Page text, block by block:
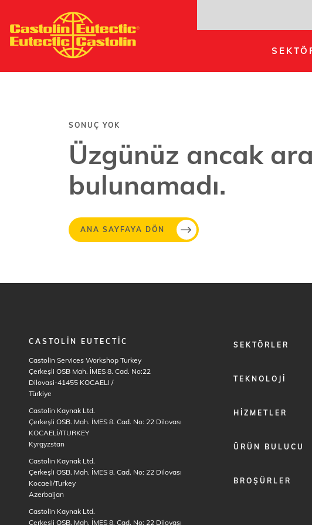
içeriğe
atla
SONUÇ YOK
Üzgünüz ancak
bulunamadı.
ANA SAYFAYA DÖN
CASTOLIN EUTECTIC
Castolin Services Workshop Turkey
Çerkeşli OSB Mah. İMES 8. Cad. No:22
Dilovasi-41455 KOCAELI /
Türkiye
Castolin Kaynak Ltd.
Çerkeşli OSB. Mah. İMES 8. Cad. No: 22 Dilovası
KOCAELİ/ITURKEY
Kyrgyzstan
Castolin Kaynak Ltd.
Çerkeşli OSB. Mah. İMES 8. Cad. No: 22 Dilovası
Kocaeli/Turkey
Azerbaijan
Castolin Kaynak Ltd.
Çerkeşli OSB. Mah. İMES 8. Cad. No: 22 Dilovası
FOOTER
SEKTÖRLER
TEKNOLOJI
HIZMETLER
ÜRÜN BULUCU
BROŞÜRLER